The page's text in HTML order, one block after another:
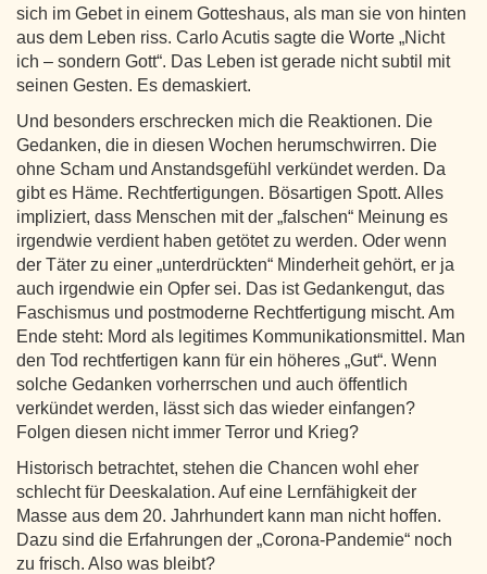
sich im Gebet in einem Gotteshaus, als man sie von hinten
aus dem Leben riss. Carlo Acutis sagte die Worte „Nicht
ich – sondern Gott“. Das Leben ist gerade nicht subtil mit
seinen Gesten. Es demaskiert.
Und besonders erschrecken mich die Reaktionen. Die
Gedanken, die in diesen Wochen herumschwirren. Die
ohne Scham und Anstandsgefühl verkündet werden. Da
gibt es Häme. Rechtfertigungen. Bösartigen Spott. Alles
impliziert, dass Menschen mit der „falschen“ Meinung es
irgendwie verdient haben getötet zu werden. Oder wenn
der Täter zu einer „unterdrückten“ Minderheit gehört, er ja
auch irgendwie ein Opfer sei. Das ist Gedankengut, das
Faschismus und postmoderne Rechtfertigung mischt. Am
Ende steht: Mord als legitimes Kommunikationsmittel. Man
den Tod rechtfertigen kann für ein höheres „Gut“. Wenn
solche Gedanken vorherrschen und auch öffentlich
verkündet werden, lässt sich das wieder einfangen?
Folgen diesen nicht immer Terror und Krieg?
Historisch betrachtet, stehen die Chancen wohl eher
schlecht für Deeskalation. Auf eine Lernfähigkeit der
Masse aus dem 20. Jahrhundert kann man nicht hoffen.
Dazu sind die Erfahrungen der „Corona-Pandemie“ noch
zu frisch. Also was bleibt?